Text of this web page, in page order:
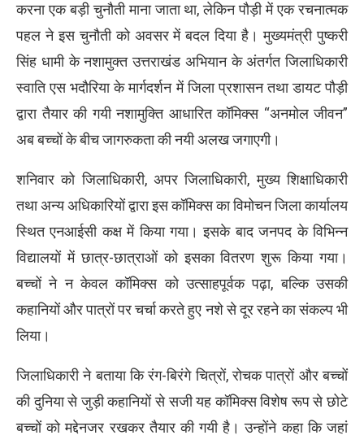
करना एक बड़ी चुनौती माना जाता था, लेकिन पौड़ी में एक रचनात्मक
पहल ने इस चुनौती को अवसर में बदल दिया है। मुख्यमंत्री पुष्करी
सिंह धामी के नशामुक्त उत्तराखंड अभियान के अंतर्गत जिलाधिकारी
स्वाति एस भदौरिया के मार्गदर्शन में जिला प्रशासन तथा डायट पौड़ी
द्वारा तैयार की गयी नशामुक्ति आधारित कॉमिक्स “अनमोल जीवन”
अब बच्चों के बीच जागरुकता की नयी अलख जगाएगी।
शनिवार को जिलाधिकारी, अपर जिलाधिकारी, मुख्य शिक्षाधिकारी
तथा अन्य अधिकारियों द्वारा इस कॉमिक्स का विमोचन जिला कार्यालय
स्थित एनआईसी कक्ष में किया गया। इसके बाद जनपद के विभिन्न
विद्यालयों में छात्र-छात्राओं को इसका वितरण शुरू किया गया।
बच्चों ने न केवल कॉमिक्स को उत्साहपूर्वक पढ़ा, बल्कि उसकी
कहानियों और पात्रों पर चर्चा करते हुए नशे से दूर रहने का संकल्प भी
लिया।
जिलाधिकारी ने बताया कि रंग-बिरंगे चित्रों, रोचक पात्रों और बच्चों
की दुनिया से जुड़ी कहानियों से सजी यह कॉमिक्स विशेष रूप से छोटे
बच्चों को मद्देनजर रखकर तैयार की गयी है। उन्होंने कहा कि जहां